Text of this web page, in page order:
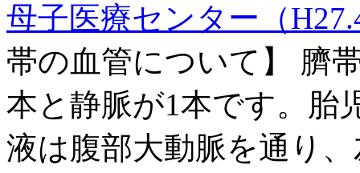
母子医療センター（
帯の血管について】 臍
本と静脈が1本です。胎
液は腹部大動脈を通り